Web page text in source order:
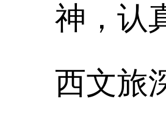
神，认
西文旅